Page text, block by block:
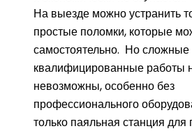
На выезде можно устранить
простые поломки, которые
самостоятельно. Но сложные
квалифицированные работы
невозможны, особенно без
профессионального
только паяльная станция для